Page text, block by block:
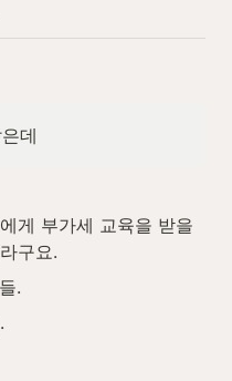
데
게 부가세 교육을 받을
구요.
.